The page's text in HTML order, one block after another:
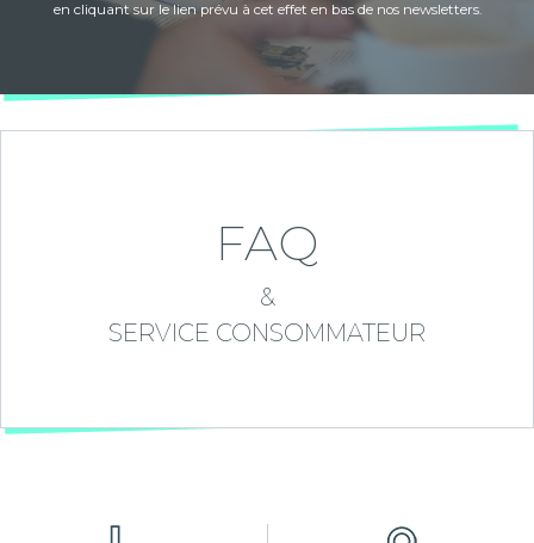
en cliquant sur le lien prévu à cet effet en bas de nos newsletters.
FAQ
&
SERVICE CONSOMMATEUR